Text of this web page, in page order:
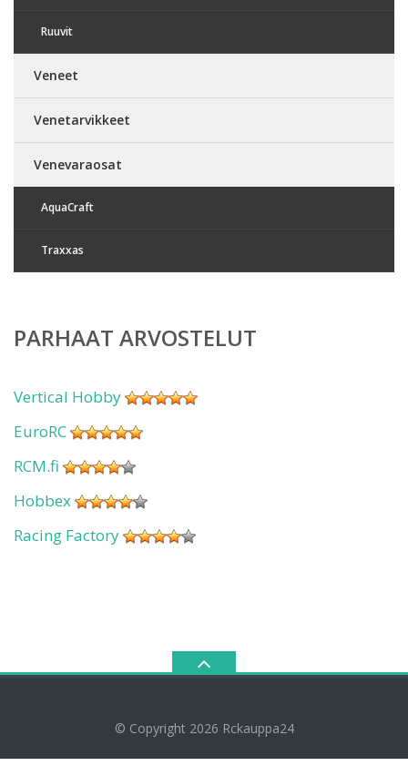
Ruuvit
Veneet
Venetarvikkeet
Venevaraosat
AquaCraft
Traxxas
PARHAAT ARVOSTELUT
Vertical Hobby
EuroRC
RCM.fi
Hobbex
Racing Factory
© Copyright 2026 Rckauppa24